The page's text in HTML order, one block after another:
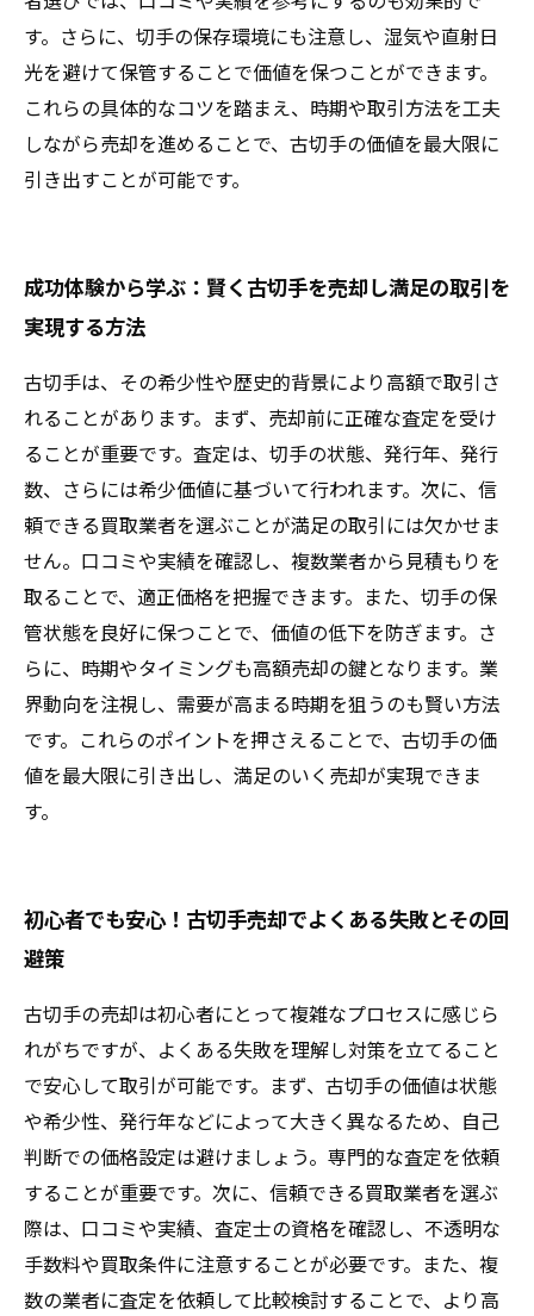
す。さらに、切手の保存環境にも注意し、湿気や直射日
光を避けて保管することで価値を保つことができます。
これらの具体的なコツを踏まえ、時期や取引方法を工夫
しながら売却を進めることで、古切手の価値を最大限に
引き出すことが可能です。
成功体験から学ぶ：賢く古切手を売却し満足の取引を
実現する方法
古切手は、その希少性や歴史的背景により高額で取引さ
れることがあります。まず、売却前に正確な査定を受け
ることが重要です。査定は、切手の状態、発行年、発行
数、さらには希少価値に基づいて行われます。次に、信
頼できる買取業者を選ぶことが満足の取引には欠かせま
せん。口コミや実績を確認し、複数業者から見積もりを
取ることで、適正価格を把握できます。また、切手の保
管状態を良好に保つことで、価値の低下を防ぎます。さ
らに、時期やタイミングも高額売却の鍵となります。業
界動向を注視し、需要が高まる時期を狙うのも賢い方法
です。これらのポイントを押さえることで、古切手の価
値を最大限に引き出し、満足のいく売却が実現できま
す。
初心者でも安心！古切手売却でよくある失敗とその回
避策
古切手の売却は初心者にとって複雑なプロセスに感じら
れがちですが、よくある失敗を理解し対策を立てること
で安心して取引が可能です。まず、古切手の価値は状態
や希少性、発行年などによって大きく異なるため、自己
判断での価格設定は避けましょう。専門的な査定を依頼
することが重要です。次に、信頼できる買取業者を選ぶ
際は、口コミや実績、査定士の資格を確認し、不透明な
手数料や買取条件に注意することが必要です。また、複
数の業者に査定を依頼して比較検討することで、より高